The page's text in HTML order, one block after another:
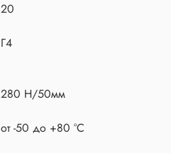
20
Г4
280 Н/50мм
от -50 до +80 °C